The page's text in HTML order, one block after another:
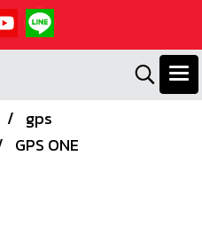
gps
GPS ONE